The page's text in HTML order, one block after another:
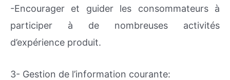
-Encourager et guider les consommateurs à
participer à de nombreuses activités
d’expérience produit.
3- Gestion de l’information courante: